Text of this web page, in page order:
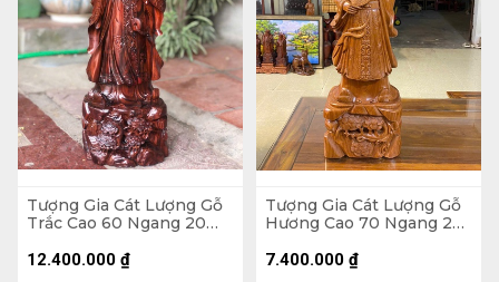
Tượng Gia Cát Lượng Gỗ
Trắc Cao 60 Ngang 20
12.400.000 ₫
Tượng Gia Cát Lượng Gỗ
Hương Cao 70 Ngang 25
7.400.000 ₫